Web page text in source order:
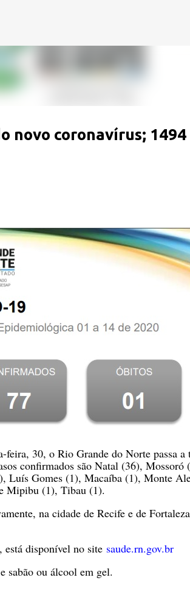
novo coronavírus; 1494
30, o Rio Grande do Norte passa a
confirmados são Natal (36), Mossoró
Luís Gomes (1), Macaíba (1), Monte
Mipibu (1), Tibau (1).
na cidade de Recife e de
disponível no site saude.rn.gov.br
sabão ou álcool em gel.